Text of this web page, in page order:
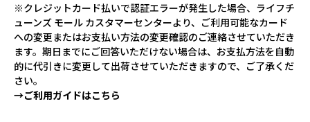
※クレジットカード払いで認証エラーが発生した場合、ライフチ
ューンズ モール カスタマーセンターより、ご利用可能なカード
への変更またはお支払い方法の変更確認のご連絡させていただき
ます。期日までにご回答いただけない場合は、お支払方法を自動
的に代引きに変更して出荷させていただきますので、ご了承くだ
さい。
→ご利用ガイドはこちら